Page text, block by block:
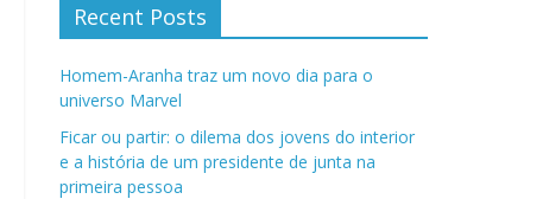
Recent Posts
Homem-Aranha traz um novo dia para o
universo Marvel
Ficar ou partir: o dilema dos jovens do interior
e a história de um presidente de junta na
primeira pessoa